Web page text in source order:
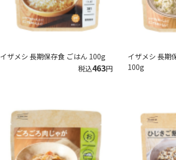
イザメシ 長期保存食 ごはん 100g
税込463円
イザメシ 長期
100g